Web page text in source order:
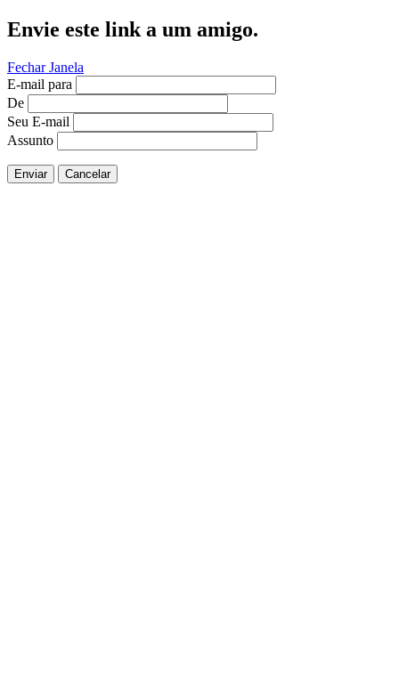
Envie este link a um amigo.
Fechar Janela
E-mail para
De
Seu E-mail
Assunto
Enviar Cancelar